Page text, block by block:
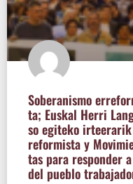
Sobe­ra­nis­mo
ta; Eus­kal Herri
so egi­te­ko
refor­mis­ta y
tas para res­pon­der
del pue­blo